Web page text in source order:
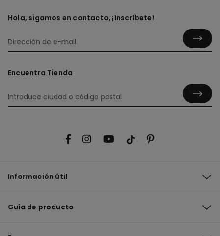
Hola, sigamos en contacto, ¡Inscríbete!
Encuentra Tienda
Información útil
Guía de producto